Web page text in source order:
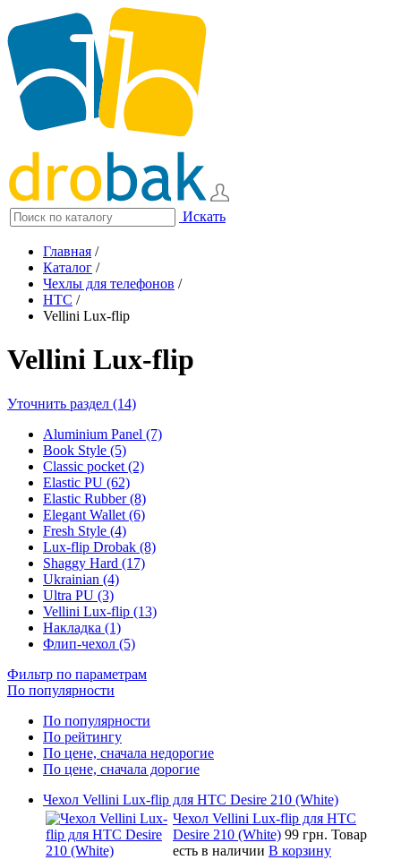
Искать
Главная /
Каталог /
Чехлы для телефонов /
HTC /
Vellini Lux-flip
Vellini Lux-flip
Уточнить раздел (14)
Aluminium Panel (7)
Book Style (5)
Classic pocket (2)
Elastic PU (62)
Elastic Rubber (8)
Elegant Wallet (6)
Fresh Style (4)
Lux-flip Drobak (8)
Shaggy Hard (17)
Ukrainian (4)
Ultra PU (3)
Vellini Lux-flip (13)
Накладка (1)
Флип-чехол (5)
Фильтр по параметрам
По популярности
По популярности
По рейтингу
По цене, сначала недорогие
По цене, сначала дорогие
Чехол Vellini Lux-flip для HTC Desire 210 (White)
Чехол Vellini Lux-flip для HTC
Desire 210 (White) 99 грн. Товар
есть в наличии В корзину